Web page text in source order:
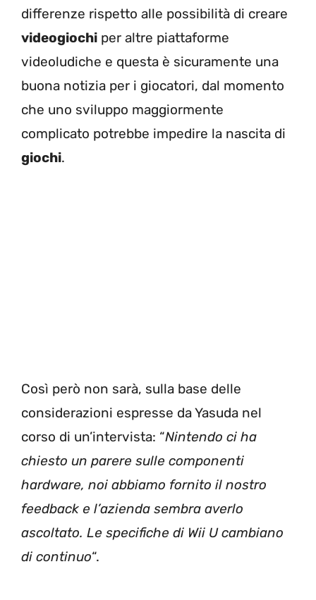
differenze rispetto alle possibilità di creare
videogiochi per altre piattaforme
videoludiche e questa è sicuramente una
buona notizia per i giocatori, dal momento
che uno sviluppo maggiormente
complicato potrebbe impedire la nascita di
giochi.
Così però non sarà, sulla base delle
considerazioni espresse da Yasuda nel
corso di un’intervista: “Nintendo ci ha
chiesto un parere sulle componenti
hardware, noi abbiamo fornito il nostro
feedback e l’azienda sembra averlo
ascoltato. Le specifiche di Wii U cambiano
di continuo“.